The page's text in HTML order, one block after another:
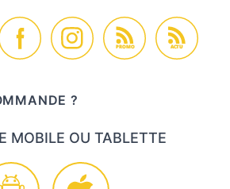
PROMO ACTU
?
MOBILE OU TABLETTE